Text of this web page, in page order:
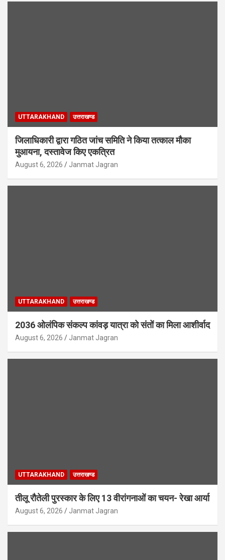
UTTARAKHAND उत्तराखण्ड
जिलाधिकारी द्वारा गठित जांच समिति ने किया तत्काल मौका
मुआयना, दस्तावेज किए एकत्रित
August 6, 2026 Janmat Jagran
UTTARAKHAND उत्तराखण्ड
2036 ओलंपिक संकल्प कांवड़ यात्रा को संतों का मिला आशीर्वाद
August 6, 2026 Janmat Jagran
UTTARAKHAND उत्तराखण्ड
तीलू रौतेली पुरस्कार के लिए 13 वीरांगनाओं का चयन- रेखा आर्या
August 6, 2026 Janmat Jagran